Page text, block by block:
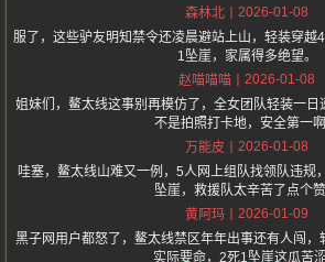
森林北
2026-01-08
服了，这些驴友明知禁令还凌晨避站上山，轻装穿越
1坠崖，家属得多绝望。
赵喵喵喵
2026-01-08
姐妹们，鳌太线这事别再模仿了，全女团队轻装一日
不是拍照打卡地，安全第一啊
万能皮
2026-01-08
哇塞，鳌太线山难又一例，5人网上组队找领队违规
坠崖，救援队太辛苦了点个赞
黄阿玛
2026-01-09
黑子网用户都怒了，鳌太线禁区年年出事还有人闯，
实际要命，2死1坠崖这瓜苦涩